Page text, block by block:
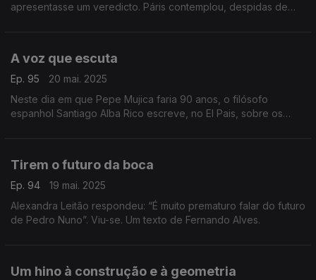
apresentasse um veredicto. Páris contemplou, despidas de
A voz que escuta
Ep. 95
20 mai. 2025
Neste dia em que Pepe Mujica faria 90 anos, o filósofo
espanhol Santiago Alba Rico escreve, no El Pais, sobre os
Tirem o futuro da boca
Ep. 94
19 mai. 2025
Alexandra Leitão respondeu: “É muito prematuro falar do futuro
de Pedro Nuno”. Viu-se. Um texto de Fernando Alves.
Um hino à construção e à geometria